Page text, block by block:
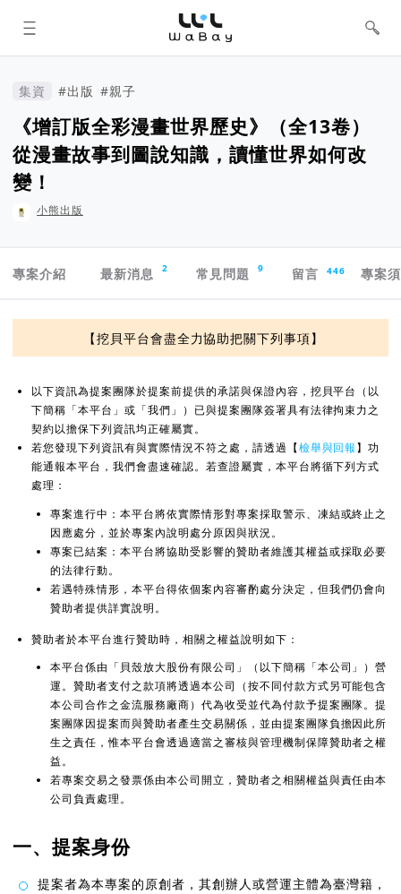
WaBay 挖貝 | 台灣最值得信賴的群眾
集資 / 群眾募資平台
集資 #出版 #親子
《增訂版全彩漫畫世界歷史》（全13卷）
從漫畫故事到圖說知識，讀懂世界如何改
變！
小熊出版
專案介紹
最新消息 2 常見問題 9 留言 446 專案
資訊揭露與承諾
【挖貝平台會盡全力協助把關下列事項】
以下資訊為提案團隊於提案前提供的承諾與保證內容，挖貝平台（以
下簡稱「本平台」或「我們」）已與提案團隊簽署具有法律拘束力之
契約以擔保下列資訊均正確屬實。
若您發現下列資訊有與實際情況不符之處，請透過【檢舉與回報】功
能通報本平台，我們會盡速確認。若查證屬實，本平台將循下列方式
處理：
專案進行中：本平台將依實際情形對專案採取警示、凍結或終止之
因應處分，並於專案內說明處分原因與狀況。
專案已結案：本平台將協助受影響的贊助者維護其權益或採取必要
的法律行動。
若遇特殊情形，本平台得依個案內容審酌處分決定，但我們仍會向
贊助者提供詳實說明。
贊助者於本平台進行贊助時，相關之權益說明如下：
本平台係由「貝殼放大股份有限公司」（以下簡稱「本公司」）營
運。贊助者支付之款項將透過本公司（按不同付款方式另可能包含
本公司合作之金流服務廠商）代為收受並代為付款予提案團隊。提
案團隊因提案而與贊助者產生交易關係，並由提案團隊負擔因此所
生之責任，惟本平台會透過適當之審核與管理機制保障贊助者之權
益。
若專案交易之發票係由本公司開立，贊助者之相關權益與責任由本
公司負責處理。
一、提案身份
提案者為本專案的原創者，其創辦人或營運主體為臺灣籍，